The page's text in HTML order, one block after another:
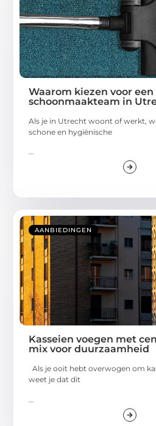
Waarom kiezen voor een
schoonmaakteam in
Als je in Utrecht woont of werkt,
schone en hygiënische
...
AANBIEDINGEN
Kasseien voegen met
mix voor duurzaamheid
Als je ooit hebt overwogen om
weet je dat dit